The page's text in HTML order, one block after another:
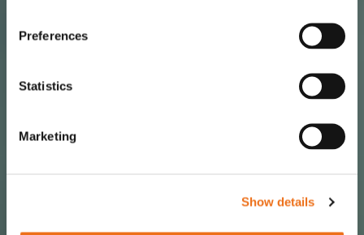
Preferences
Statistics
Marketing
Show details